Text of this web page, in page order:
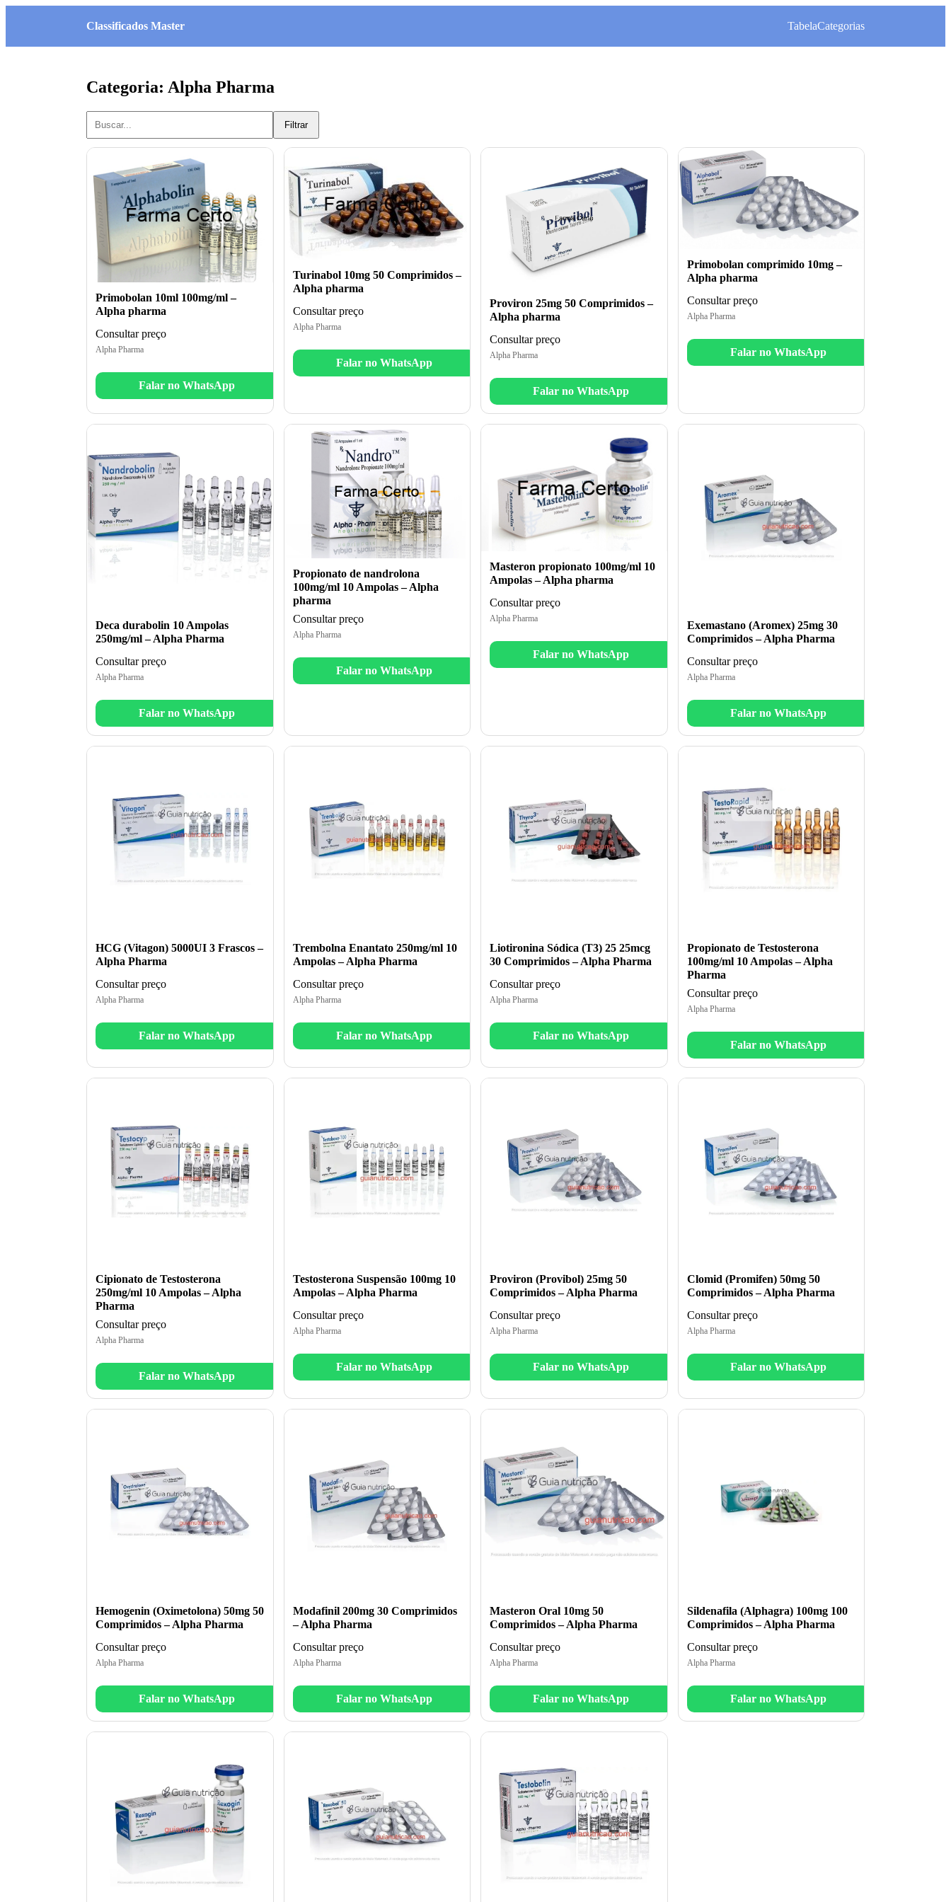
Classificados Master TabelaCategorias
Categoria: Alpha Pharma
Filtrar
Primobolan 10ml 100mg/ml –
Alpha pharma
Consultar preço
Alpha Pharma
Falar no WhatsApp
Turinabol 10mg 50 Comprimidos –
Alpha pharma
Consultar preço
Alpha Pharma
Falar no WhatsApp
Proviron 25mg 50 Comprimidos –
Alpha pharma
Consultar preço
Alpha Pharma
Falar no WhatsApp
Primobolan comprimido 10mg –
Alpha pharma
Consultar preço
Alpha Pharma
Falar no WhatsApp
Deca durabolin 10 Ampolas
250mg/ml – Alpha Pharma
Consultar preço
Alpha Pharma
Falar no WhatsApp
Propionato de nandrolona
100mg/ml 10 Ampolas – Alpha
pharma
Consultar preço
Alpha Pharma
Falar no WhatsApp
Masteron propionato 100mg/ml 10
Ampolas – Alpha pharma
Consultar preço
Alpha Pharma
Falar no WhatsApp
Exemastano (Aromex) 25mg 30
Comprimidos – Alpha Pharma
Consultar preço
Alpha Pharma
Falar no WhatsApp
HCG (Vitagon) 5000UI 3 Frascos –
Alpha Pharma
Consultar preço
Alpha Pharma
Falar no WhatsApp
Trembolna Enantato 250mg/ml 10
Ampolas – Alpha Pharma
Consultar preço
Alpha Pharma
Falar no WhatsApp
Liotironina Sódica (T3) 25 25mcg
30 Comprimidos – Alpha Pharma
Consultar preço
Alpha Pharma
Falar no WhatsApp
Propionato de Testosterona
100mg/ml 10 Ampolas – Alpha
Pharma
Consultar preço
Alpha Pharma
Falar no WhatsApp
Cipionato de Testosterona
250mg/ml 10 Ampolas – Alpha
Pharma
Consultar preço
Alpha Pharma
Falar no WhatsApp
Testosterona Suspensão 100mg 10
Ampolas – Alpha Pharma
Consultar preço
Alpha Pharma
Falar no WhatsApp
Proviron (Provibol) 25mg 50
Comprimidos – Alpha Pharma
Consultar preço
Alpha Pharma
Falar no WhatsApp
Clomid (Promifen) 50mg 50
Comprimidos – Alpha Pharma
Consultar preço
Alpha Pharma
Falar no WhatsApp
Hemogenin (Oximetolona) 50mg 50
Comprimidos – Alpha Pharma
Consultar preço
Alpha Pharma
Falar no WhatsApp
Modafinil 200mg 30 Comprimidos
– Alpha Pharma
Consultar preço
Alpha Pharma
Falar no WhatsApp
Masteron Oral 10mg 50
Comprimidos – Alpha Pharma
Consultar preço
Alpha Pharma
Falar no WhatsApp
Sildenafila (Alphagra) 100mg 100
Comprimidos – Alpha Pharma
Consultar preço
Alpha Pharma
Falar no WhatsApp